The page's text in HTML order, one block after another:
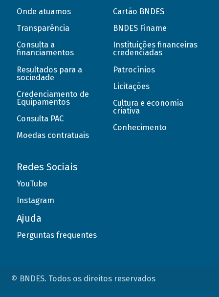
Onde atuamos
Transparência
Consulta a
financiamentos
Resultados para a
sociedade
Credenciamento de
Equipamentos
Consulta PAC
Moedas contratuais
Cartão BNDES
BNDES Finame
Instituições financeiras
credenciadas
Patrocínios
Licitações
Cultura e economia
criativa
Conhecimento
Redes Sociais
YouTube
Instagram
Ajuda
Perguntas frequentes
© BNDES. Todos os direitos reservados